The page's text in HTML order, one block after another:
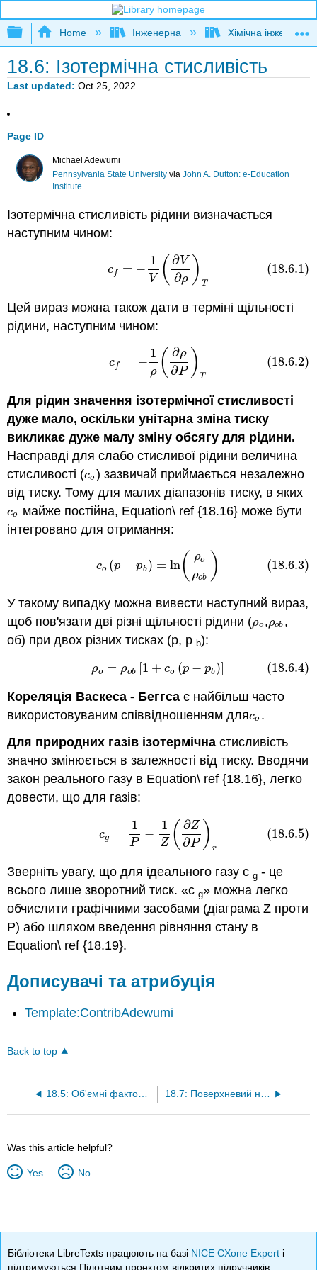
Expand/collapse global hierarchy
Home Інженерна Хімічна інженерія
18.6: Ізотермічна стисливість
Last updated Oct 25, 2022
Page ID
Michael Adewumi
Pennsylvania State Universityvia John A. Dutton: e-Education
Institute
Ізотермічна стисливість рідини визначається
наступним чином:
cf = −
1
V ( ∂V
∂ρ ) T
(18.6.1)
=− 1 V(∂ V∂
Цей вираз можна також дати в терміні щільності
рідини, наступним чином:
cf = −
1
ρ ( ∂ρ
∂P ) T
(18.6.2)
= −1 ρ(∂ ρ∂
Для рідин значення ізотермічної стисливості
дуже мало, оскільки унітарна зміна тиску
викликає дуже малу зміну обсягу для рідини.
Насправді для слабо стисливої рідини величина
стисливості (co
co) зазвичай приймається незалежно
від тиску. Тому для малих діапазонів тиску, в яких
co
co майже постійна, Equation\ ref {18.16} може бути
інтегровано для отримання:
co (p − pb) = ln( ρo
ρob ) (18.6.3)
(18.6.3) p− b) ln (ρo ρ
У такому випадку можна вивести наступний вираз,
щоб пов'язати дві різні щільності рідини (ρo
ρo,ρob
ρob,
об) при двох різних тисках (p, pb):
ρo = ρob 1 + co (p − pb) (18.6.4)
(18.6.4)ρo =ρ ob[1 +c o( p−p
Кореляція Васкеса - Беггса є найбільш часто
використовуваним співвідношенням дляco
co.
Для природних газів ізотермічна стисливість
значно змінюється в залежності від тиску. Вводячи
закон реального газу в Equation\ ref {18.16}, легко
довести, що для газів:
cg =
1
P
−
1
Z ( ∂Z
∂P ) r
(18.6.5)
cg P−1 Z(∂ Z∂
Зверніть увагу, що для ідеального газу cg - це
всього лише зворотний тиск. «cg» можна легко
обчислити графічними засобами (діаграма Z проти
P) або шляхом введення рівняння стану в
Equation\ ref {18.19}.
Дописувачі та атрибуція
Template:ContribAdewumi
Back to top
18.5: Об'ємні фактори (Бо і Бг) 18.7: Поверхневий натяг
Was this article helpful?
Yes No
Бібліотеки LibreTexts працюють на базі NICE CXone Expert і
підтримуються Пілотним проектом відкритих підручників